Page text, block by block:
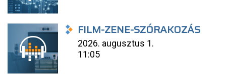
FILM-ZENE-SZÓRAKOZÁS
2026. augusztus 1.
11:05